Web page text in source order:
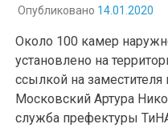
Опубликовано 14.01.2020
Около 100 камер
установлено на
ссылкой на
Московский Артура
служба префектуры